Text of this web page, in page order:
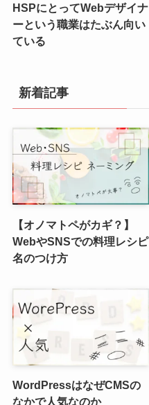
HSPにとってWebデザイナ
ーという職業はたぶん向い
ている
新着記事
【オノマトペがカギ？】
WebやSNSでの料理レシピ
名のつけ方
WordPressはなぜCMSの
なかで人気なのか